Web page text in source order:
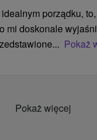
porządku,
mi doskonale
Pokaż
Pokaż więcej